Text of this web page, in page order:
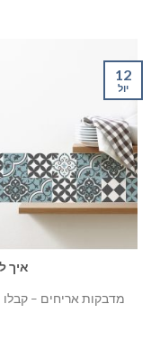
איך
מדבקות אריחים – קבלו
12
יול